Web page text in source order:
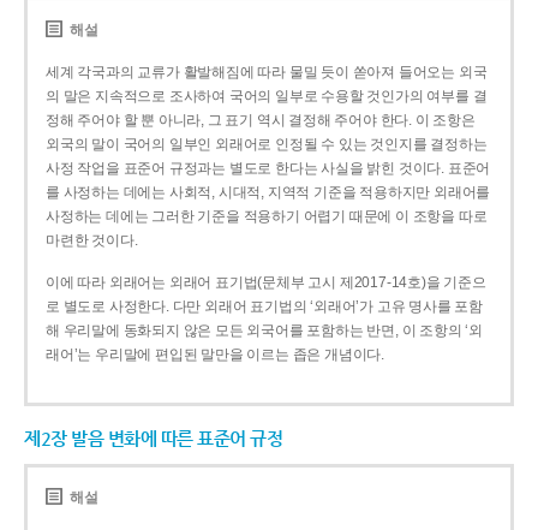
해설
세계 각국과의 교류가 활발해짐에 따라 물밀 듯이 쏟아져 들어오는 외국
의 말은 지속적으로 조사하여 국어의 일부로 수용할 것인가의 여부를 결
정해 주어야 할 뿐 아니라, 그 표기 역시 결정해 주어야 한다. 이 조항은
외국의 말이 국어의 일부인 외래어로 인정될 수 있는 것인지를 결정하는
사정 작업을 표준어 규정과는 별도로 한다는 사실을 밝힌 것이다. 표준어
를 사정하는 데에는 사회적, 시대적, 지역적 기준을 적용하지만 외래어를
사정하는 데에는 그러한 기준을 적용하기 어렵기 때문에 이 조항을 따로
마련한 것이다.
이에 따라 외래어는 외래어 표기법(문체부 고시 제2017-14호)을 기준으
로 별도로 사정한다. 다만 외래어 표기법의 ‘외래어’가 고유 명사를 포함
해 우리말에 동화되지 않은 모든 외국어를 포함하는 반면, 이 조항의 ‘외
래어’는 우리말에 편입된 말만을 이르는 좁은 개념이다.
제2장 발음 변화에 따른 표준어 규정
해설